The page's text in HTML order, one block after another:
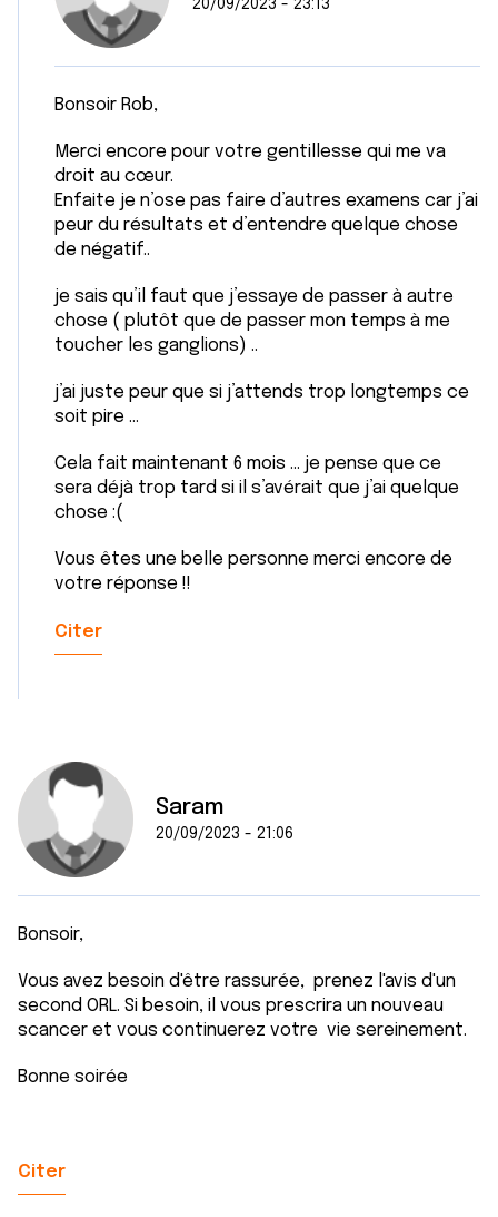
20/09/2023 - 23:13
Bonsoir Rob,
Merci encore pour votre gentillesse qui me va
droit au cœur.
Enfaite je n’ose pas faire d’autres examens car j’ai
peur du résultats et d’entendre quelque chose
de négatif..
je sais qu’il faut que j’essaye de passer à autre
chose ( plutôt que de passer mon temps à me
toucher les ganglions) ..
j’ai juste peur que si j’attends trop longtemps ce
soit pire …
Cela fait maintenant 6 mois … je pense que ce
sera déjà trop tard si il s’avérait que j’ai quelque
chose :(
Vous êtes une belle personne merci encore de
votre réponse !!
Citer
Saram
20/09/2023 - 21:06
Bonsoir,
Vous avez besoin d'être rassurée, prenez l'avis d'un
second ORL. Si besoin, il vous prescrira un nouveau
scancer et vous continuerez votre vie sereinement.
Bonne soirée
Citer